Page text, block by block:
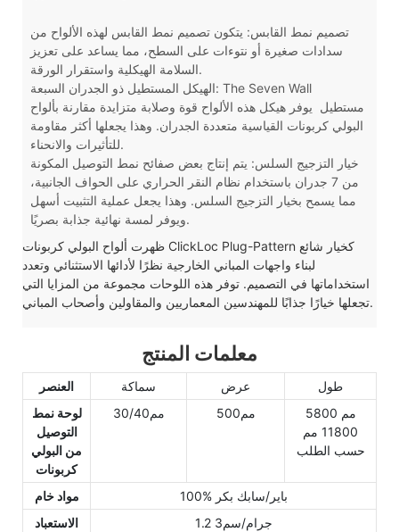
تصميم نمط القابس: يتكون تصميم نمط القابس لهذه الألواح من
سدادات صغيرة أو نتوءات على السطح، مما يساعد على تعزيز
السلامة الهيكلية واستقرار الورقة.
الهيكل المستطيل ذو الجدران السبعة: The Seven Wall
مستطيل يوفر هيكل هذه الألواح قوة وصلابة متزايدة مقارنة بألواح
البولي كربونات القياسية متعددة الجدران. وهذا يجعلها أكثر مقاومة
للتأثيرات والانحناء.
خيار التزجيج السلس: يتم إنتاج بعض صفائح نمط التوصيل المكونة
من 7 جدران باستخدام نظام النقر الحراري على الحواف الجانبية،
مما يسمح بخيار التزجيج السلس. وهذا يجعل عملية التثبيت أسهل
ويوفر لمسة نهائية جذابة بصريًا.
ظهرت ألواح البولي كربونات ClickLoc Plug-Pattern كخيار شائع
لبناء واجهات المباني الخارجية نظرًا لأدائها الاستثنائي وتعدد
استخداماتها في التصميم. توفر هذه اللوحات مجموعة من المزايا التي
تجعلها خيارًا جذابًا للمهندسين المعماريين والمقاولين وأصحاب المباني.
معلمات المنتج
العنصر سماكة عرض
طول
لوحة نمط
التوصيل
من البولي
كربونات
مم30/40 مم500
5800 مم
11800 مم
حسب الطلب
مواد خام
100% باير/سابك بكر
الاستعباد
1.2 جرام/سم3